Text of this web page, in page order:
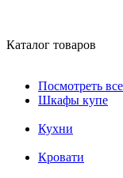
Каталог товаров
Посмотреть
Шкафы купе
Кухни
Кровати